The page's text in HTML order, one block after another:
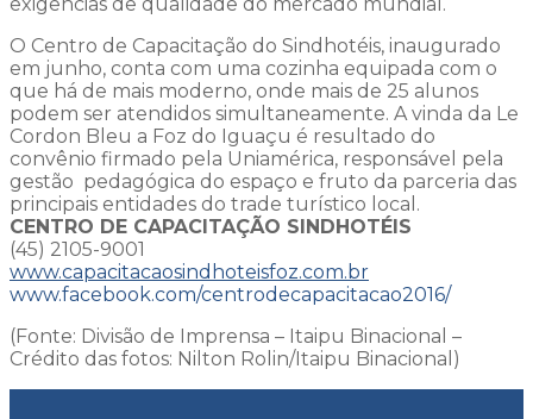
O Centro de Capacitação do Sindhotéis, inaugurado
em junho, conta com uma cozinha equipada com o
que há de mais moderno, onde mais de 25 alunos
podem ser atendidos simultaneamente. A vinda da Le
Cordon Bleu a Foz do Iguaçu é resultado do
convênio firmado pela Uniamérica, responsável pela
gestão pedagógica do espaço e fruto da parceria das
principais entidades do trade turístico local.
CENTRO DE CAPACITAÇÃO SINDHOTÉIS
(45) 2105-9001
www.capacitacaosindhoteisfoz.com.br
www.facebook.com/centrodecapacitacao2016/
(Fonte: Divisão de Imprensa – Itaipu Binacional –
Crédito das fotos: Nilton Rolin/Itaipu Binacional)